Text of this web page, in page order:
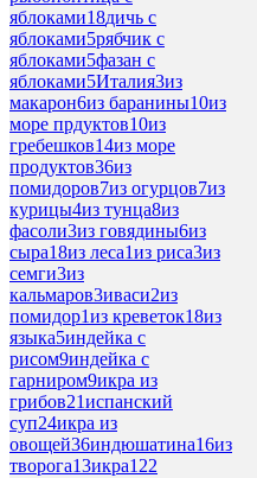
яблоками18дичь с
яблоками5рябчик с
яблоками5фазан с
яблоками5Италия3из
макарон6из баранины10из
море прдуктов10из
гребешков14из море
продуктов36из
помидоров7из огурцов7из
курицы4из тунца8из
фасоли3из говядины6из
сыра18из леса1из риса3из
семги3из
кальмаров3иваси2из
помидор1из креветок18из
языка5индейка с
рисом9индейка с
гарниром9икра из
грибов21испанский
суп24икра из
овощей36индюшатина16из
творога13икра122